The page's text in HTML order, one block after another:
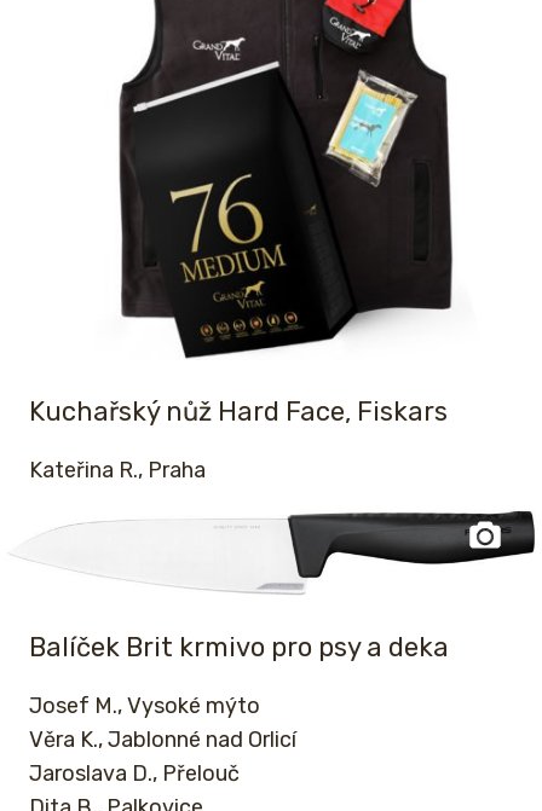
Kuchařský nůž Hard Face, Fiskars
Kateřina R., Praha
Balíček Brit krmivo pro psy a deka
Josef M., Vysoké mýto
Věra K., Jablonné nad Orlicí
Jaroslava D., Přelouč